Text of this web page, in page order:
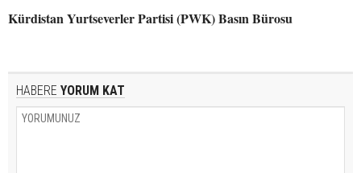
Kürdistan Yurtseverler Partisi (PWK) Basın Bürosu
HABERE YORUM KAT